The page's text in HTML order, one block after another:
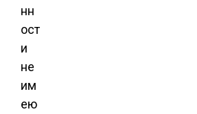
нн
ост
и
не
им
ею